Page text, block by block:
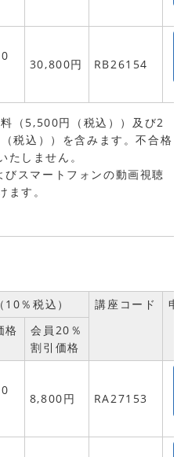
30,800円 RB26154
（5,500円（税込））及び2
税込））を含みます。不合格
たしません。
スマートフォンの動画視聴
ます。
10％税込） 講座コード
申
格
会員20％
割引価格
8,800円 RA27153